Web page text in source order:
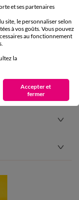
et ses partenaires
site, le personnaliser selon
à vos goûts. Vous pouvez
au fonctionnement
la
Accepter et
fermer